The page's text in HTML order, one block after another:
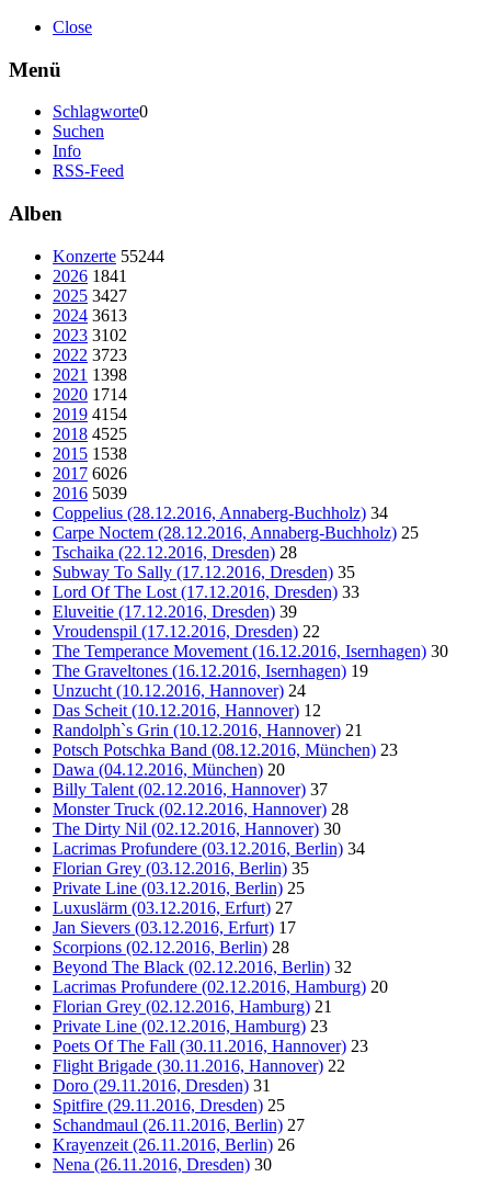
Close
Menü
Schlagworte0
Suchen
Info
RSS-Feed
Alben
Konzerte 55244
2026 1841
2025 3427
2024 3613
2023 3102
2022 3723
2021 1398
2020 1714
2019 4154
2018 4525
2015 1538
2017 6026
2016 5039
Coppelius (28.12.2016, Annaberg-Buchholz) 34
Carpe Noctem (28.12.2016, Annaberg-Buchholz) 25
Tschaika (22.12.2016, Dresden) 28
Subway To Sally (17.12.2016, Dresden) 35
Lord Of The Lost (17.12.2016, Dresden) 33
Eluveitie (17.12.2016, Dresden) 39
Vroudenspil (17.12.2016, Dresden) 22
The Temperance Movement (16.12.2016, Isernhagen) 30
The Graveltones (16.12.2016, Isernhagen) 19
Unzucht (10.12.2016, Hannover) 24
Das Scheit (10.12.2016, Hannover) 12
Randolph`s Grin (10.12.2016, Hannover) 21
Potsch Potschka Band (08.12.2016, München) 23
Dawa (04.12.2016, München) 20
Billy Talent (02.12.2016, Hannover) 37
Monster Truck (02.12.2016, Hannover) 28
The Dirty Nil (02.12.2016, Hannover) 30
Lacrimas Profundere (03.12.2016, Berlin) 34
Florian Grey (03.12.2016, Berlin) 35
Private Line (03.12.2016, Berlin) 25
Luxuslärm (03.12.2016, Erfurt) 27
Jan Sievers (03.12.2016, Erfurt) 17
Scorpions (02.12.2016, Berlin) 28
Beyond The Black (02.12.2016, Berlin) 32
Lacrimas Profundere (02.12.2016, Hamburg) 20
Florian Grey (02.12.2016, Hamburg) 21
Private Line (02.12.2016, Hamburg) 23
Poets Of The Fall (30.11.2016, Hannover) 23
Flight Brigade (30.11.2016, Hannover) 22
Doro (29.11.2016, Dresden) 31
Spitfire (29.11.2016, Dresden) 25
Schandmaul (26.11.2016, Berlin) 27
Krayenzeit (26.11.2016, Berlin) 26
Nena (26.11.2016, Dresden) 30